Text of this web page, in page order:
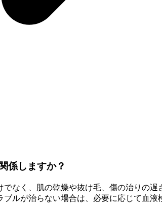
係しますか？
なく、肌の乾燥や抜け毛、傷の治りの
ルが治らない場合は、必要に応じて血